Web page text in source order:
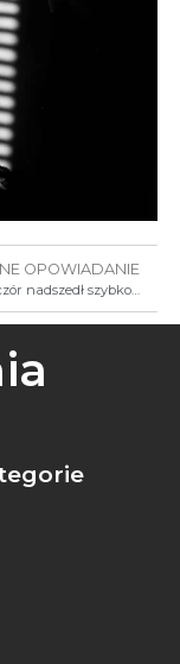
OPOWIADANIE
nadszedł szybko…